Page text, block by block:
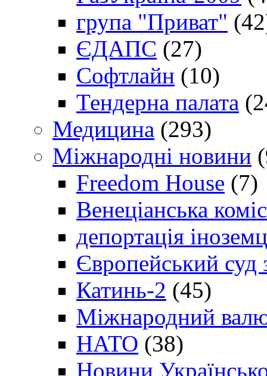
група "Приват"
ЄДАПС (27)
Софтлайн (10)
Тендерна палата
Медицина (293)
Міжнародні новини
Freedom House (7)
Венеціанська
депортація
Європейський
Катинь-2 (45)
Міжнародний
НАТО (38)
Новини